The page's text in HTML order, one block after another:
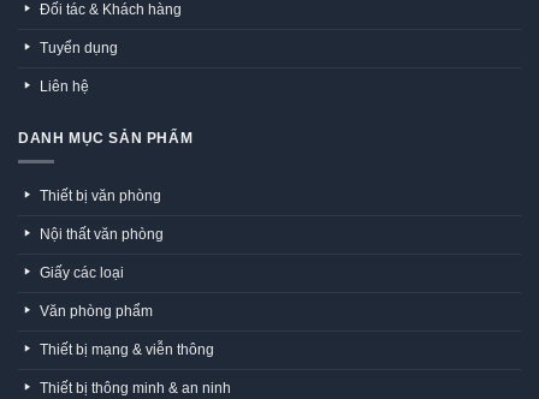
Đối tác & Khách hàng
Tuyển dụng
Liên hệ
DANH MỤC SẢN PHẨM
Thiết bị văn phòng
Nội thất văn phòng
Giấy các loại
Văn phòng phẩm
Thiết bị mạng & viễn thông
Thiết bị thông minh & an ninh